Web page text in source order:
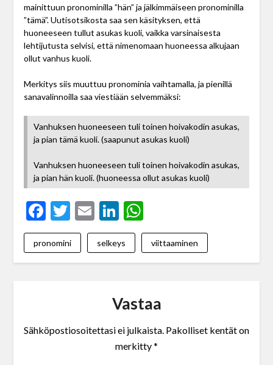
mainittuun pronominilla ”hän” ja jälkimmäiseen pronominilla
”tämä”. Uutisotsikosta saa sen käsityksen, että
huoneeseen tullut asukas kuoli, vaikka varsinaisesta
lehtijutusta selvisi, että nimenomaan huoneessa alkujaan
ollut vanhus kuoli.
Merkitys siis muuttuu pronominia vaihtamalla, ja pienillä
sanavalinnoilla saa viestiään selvemmäksi:
Vanhuksen huoneeseen tuli toinen hoivakodin asukas,
ja pian tämä kuoli. (saapunut asukas kuoli)
Vanhuksen huoneeseen tuli toinen hoivakodin asukas,
ja pian hän kuoli. (huoneessa ollut asukas kuoli)
Facebook
Twitter
EmailLinkedIn
WhatsApp
pronomini selkeys viittaaminen
Vastaa
Sähköpostiosoitettasi ei julkaista. Pakolliset kentät on
merkitty*